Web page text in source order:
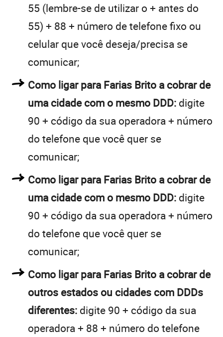
55 (lembre-se de utilizar o + antes do
55) + 88 + número de telefone fixo ou
celular que você deseja/precisa se
comunicar;
Como ligar para Farias Brito a cobrar de
uma cidade com o mesmo DDD: digite
90 + código da sua operadora + número
do telefone que você quer se
comunicar;
Como ligar para Farias Brito a cobrar de
uma cidade com o mesmo DDD: digite
90 + código da sua operadora + número
do telefone que você quer se
comunicar;
Como ligar para Farias Brito a cobrar de
outros estados ou cidades com DDDs
diferentes: digite 90 + código da sua
operadora + 88 + número do telefone